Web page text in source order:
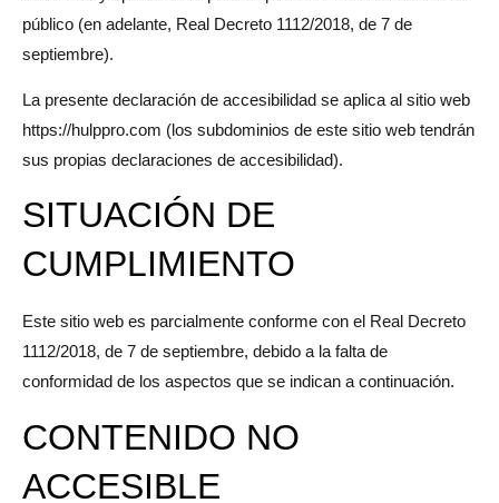
público (en adelante, Real Decreto 1112/2018, de 7 de
septiembre).
La presente declaración de accesibilidad se aplica al sitio web
https://hulppro.com (los subdominios de este sitio web tendrán
sus propias declaraciones de accesibilidad).
SITUACIÓN DE
CUMPLIMIENTO
Este sitio web es parcialmente conforme con el Real Decreto
1112/2018, de 7 de septiembre, debido a la falta de
conformidad de los aspectos que se indican a continuación.
CONTENIDO NO
ACCESIBLE